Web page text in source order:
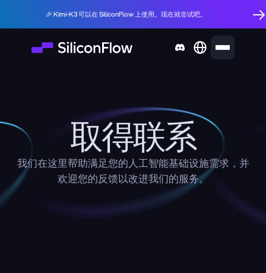
🎉 Kimi-K3 可以在 SiliconFlow 上使用。现在就尝试吧。
取得联系
我们在这里帮助满足您的人工智能基础设施需求，并
欢迎您的反馈以改进我们的服务。